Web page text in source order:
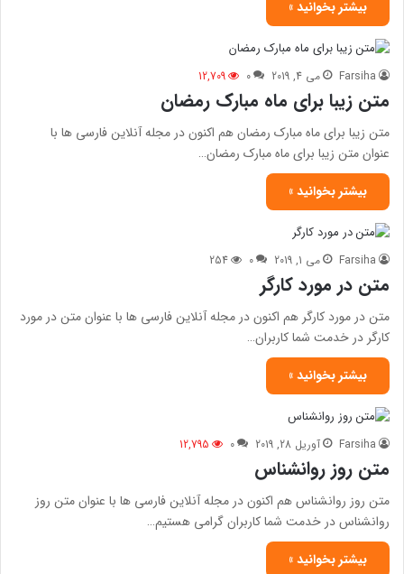
بیشتر بخوانید »
Farsiha می 4, 2019 0
12,709
متن زیبا برای ماه مبارک رمضان
متن زیبا برای ماه مبارک رمضان هم اکنون در مجله آنلاین فارسی ها با
عنوان متن زیبا برای ماه مبارک رمضان…
بیشتر بخوانید »
Farsiha می 1, 2019 0
254
متن در مورد کارگر
متن در مورد کارگر هم اکنون در مجله آنلاین فارسی ها با عنوان متن در مورد
کارگر در خدمت شما کاربران…
بیشتر بخوانید »
Farsiha آوریل 28, 2019 0
12,795
متن روز روانشناس
متن روز روانشناس هم اکنون در مجله آنلاین فارسی ها با عنوان متن روز
روانشناس در خدمت شما کاربران گرامی هستیم…
بیشتر بخوانید »